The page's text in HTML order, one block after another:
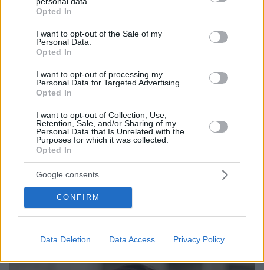
grant or deny consent to Google and its third-party tags to
use your data for below specified purposes in below Google
consent section.
Opted In
I want to opt-out of the Sale of my
Personal Data.
Opted In
I want to opt-out of processing my
Personal Data for Targeted Advertising.
Opted In
I want to opt-out of Collection, Use,
Retention, Sale, and/or Sharing of my
Personal Data that Is Unrelated with the
Purposes for which it was collected.
Opted In
Google consents
CONFIRM
Data Deletion Data Access Privacy Policy
Games
Cut The Rope
ΔΕΙΤΕ ΟΛΑ ΤΑ GAMES
Best of Network